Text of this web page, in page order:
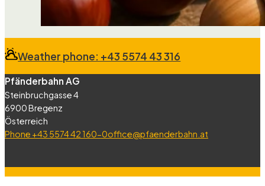
Weather phone: +43 5574 43 316
Pfänderbahn AG
Steinbruchgasse 4
6900 Bregenz
Österreich
Phone +43 5574 42 160-0office@pfaenderbahn.at